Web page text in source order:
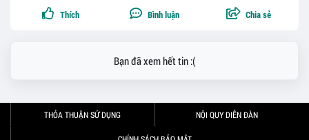
Thích Bình luận Chia sẻ
Bạn đã xem hết tin :(
THỎA THUẬN SỬ DỤNG NỘI QUY DIỄN ĐÀN